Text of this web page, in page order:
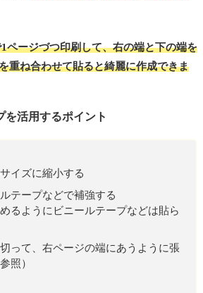
ページづつ印刷して、右の端と下の端を
重ね合わせて貼ると綺麗に作成できま
を活用するポイント
イズに縮小する
テープなどで補強する
めるようにビニールテープなどは貼ら
って、右ページの端にあうように張
照）